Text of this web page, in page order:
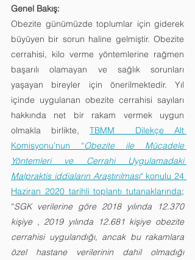
Genel Bakış:
Obezite günümüzde toplumlar için giderek
büyüyen bir sorun haline gelmiştir. Obezite
cerrahisi, kilo verme yöntemlerine rağmen
başarılı olamayan ve sağlık sorunları
yaşayan bireyler için önerilmektedir. Yıl
içinde uygulanan obezite cerrahisi sayıları
hakkında net bir rakam vermek uygun
olmakla birlikte, TBMM  Dilekçe Alt
Komisyonu’nun “Obezite ile Mücadele
Yöntemleri ve Cerrahi Uygulamadaki
Malpraktis iddiaların Araştırılması“ konulu 24
Haziran 2020 tarihli toplantı tutanaklarında;
“SGK verilerine göre 2018 yılında 12.370
kişiye , 2019 yılında 12.681 kişiye obezite
cerrahisi uygulandığı, ancak bu rakamlara
özel hastane verilerinin dahil olmadığı